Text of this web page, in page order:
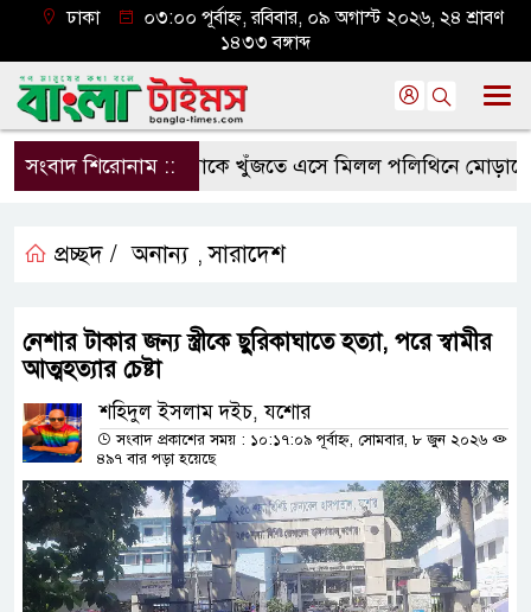
ঢাকা
০৩:০০ পূর্বাহ্ন, রবিবার, ০৯ অগাস্ট ২০২৬, ২৪ শ্রাবণ
১৪৩৩ বঙ্গাব্দ
সংবাদ শিরোনাম ::মাকে খুঁজতে এসে মিলল পলিথিনে মোড়ানো
প্রচ্ছদ / অনান্য ,সারাদেশ
নেশার টাকার জন্য স্ত্রীকে ছুরিকাঘাতে হত্যা, পরে স্বামীর
আত্মহত্যার চেষ্টা
শহিদুল ইসলাম দইচ, যশোর
সংবাদ প্রকাশের সময় : ১০:১৭:০৯ পূর্বাহ্ন, সোমবার, ৮ জুন ২০২৬
৪৯৭ বার পড়া হয়েছে